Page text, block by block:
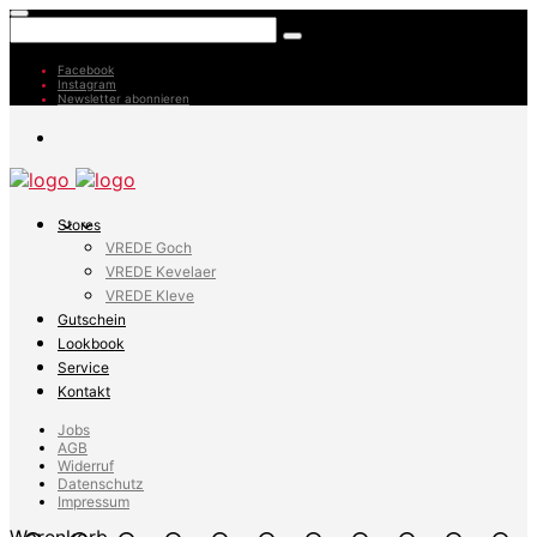
Facebook
Instagram
Newsletter abonnieren
Stores
VREDE Goch
VREDE Kevelaer
VREDE Kleve
Gutschein
Lookbook
Service
Kontakt
Jobs
AGB
Widerruf
Datenschutz
Impressum